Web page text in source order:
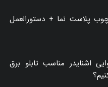
پلاست نما + دستورالعمل
اشنایدر مناسب تابلو برق